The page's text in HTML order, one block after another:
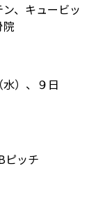
、キュービッ
）、９日
ピッチ